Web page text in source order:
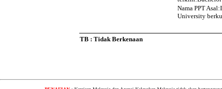
Nama PPT
University
TB : Tidak Berkenaan